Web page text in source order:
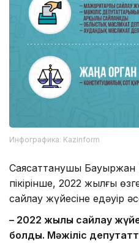
Инфографика: Kazinform
Саясаттанушы
пікірінше, 2022 жылғы
сайлау жүйесіне едәуір
– 2022 жылы сайлау
болды. Мәжіліс